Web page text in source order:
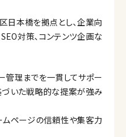
日本橋を拠点とし、企業向
対策、コンテンツ企画な
管理までを一貫してサポー
づいた戦略的な提案が強み
ムページの信頼性や集客力